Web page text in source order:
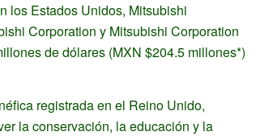
los Estados Unidos, Mitsubishi
Corporation y Mitsubishi Corporation
de dólares (MXN $204.5 millones*)
registrada en el Reino Unido,
la conservación, la educación y la